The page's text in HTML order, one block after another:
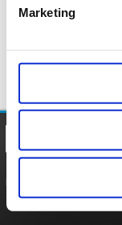
Marketing